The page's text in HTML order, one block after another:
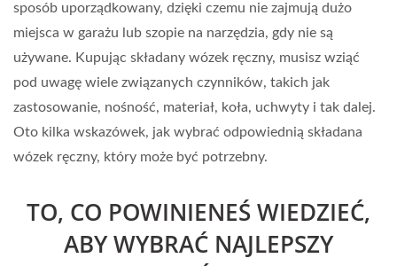
sposób uporządkowany, dzięki czemu nie zajmują dużo
miejsca w garażu lub szopie na narzędzia, gdy nie są
używane. Kupując składany wózek ręczny, musisz wziąć
pod uwagę wiele związanych czynników, takich jak
zastosowanie, nośność, materiał, koła, uchwyty i tak dalej.
Oto kilka wskazówek, jak wybrać odpowiednią składana
wózek ręczny, który może być potrzebny.
TO, CO POWINIENEŚ WIEDZIEĆ,
ABY WYBRAĆ NAJLEPSZY